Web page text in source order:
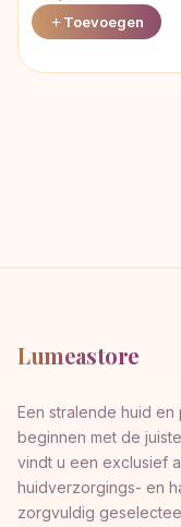
Toevoegen
Lumeastore
Een stralende huid
beginnen met de
vindt u een exclusief
huidverzorgings- en
zorgvuldig